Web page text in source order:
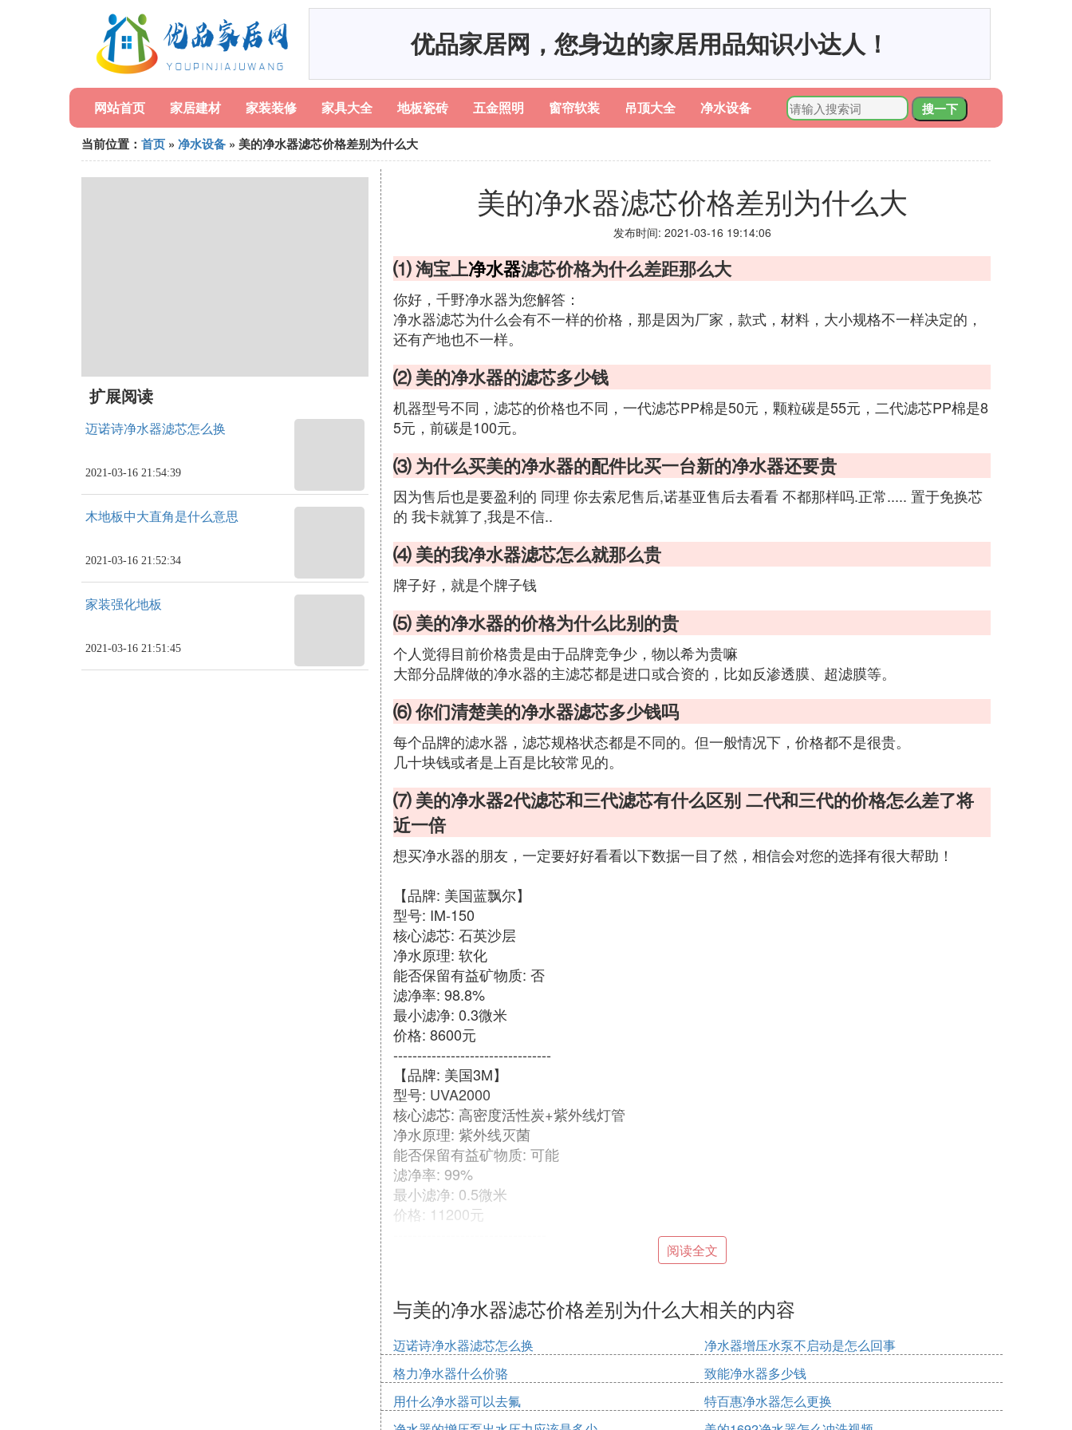
优品家居网，您身边的家居用品知识小达人！
网站首页 家居建材 家装装修 家具大全 地板瓷砖 五金照明 窗帘软装 吊顶大全 净水设备
搜一下
当前位置： 首页 » 净水设备 » 美的净水器滤芯价格差别为什么大
扩展阅读
迈诺诗净水器滤芯怎么换
2021-03-16 21:54:39
木地板中大直角是什么意思
2021-03-16 21:52:34
家装强化地板
2021-03-16 21:51:45
美的净水器滤芯价格差别为什么大
发布时间: 2021-03-16 19:14:06
⑴ 淘宝上净水器滤芯价格为什么差距那么大
你好，千野净水器为您解答：
净水器滤芯为什么会有不一样的价格，那是因为厂家，款式，材料，大小规格不一样决定的，
还有产地也不一样。
⑵ 美的净水器的滤芯多少钱
机器型号不同，滤芯的价格也不同，一代滤芯PP棉是50元，颗粒碳是55元，二代滤芯PP棉是8
5元，前碳是100元。
⑶ 为什么买美的净水器的配件比买一台新的净水器还要贵
因为售后也是要盈利的 同理 你去索尼售后,诺基亚售后去看看 不都那样吗.正常..... 置于免换芯
的 我卡就算了,我是不信..
⑷ 美的我净水器滤芯怎么就那么贵
牌子好，就是个牌子钱
⑸ 美的净水器的价格为什么比别的贵
个人觉得目前价格贵是由于品牌竞争少，物以希为贵嘛
大部分品牌做的净水器的主滤芯都是进口或合资的，比如反渗透膜、超滤膜等。
⑹ 你们清楚美的净水器滤芯多少钱吗
每个品牌的滤水器，滤芯规格状态都是不同的。但一般情况下，价格都不是很贵。
几十块钱或者是上百是比较常见的。
⑺ 美的净水器2代滤芯和三代滤芯有什么区别 二代和三代的价格怎么差了将
近一倍
想买净水器的朋友，一定要好好看看以下数据一目了然，相信会对您的选择有很大帮助！
【品牌: 美国蓝飘尔】
型号: IM-150
核心滤芯: 石英沙层
净水原理: 软化
能否保留有益矿物质: 否
滤净率: 98.8%
最小滤净: 0.3微米
价格: 8600元
---------------------------------
【品牌: 美国3M】
型号: UVA2000
核心滤芯: 高密度活性炭+紫外线灯管
净水原理: 紫外线灭菌
能否保留有益矿物质: 可能
滤净率: 99%
最小滤净: 0.5微米
价格: 11200元
净水原理: 反参透
滤净率: 92%
最小滤净: 0.5微米
价格: 15988元
--------------------------------
阅读全文
与美的净水器滤芯价格差别为什么大相关的内容
迈诺诗净水器滤芯怎么换
净水器增压水泵不启动是怎么回事
格力净水器什么价骆
致能净水器多少钱
用什么净水器可以去氟
特百惠净水器怎么更换